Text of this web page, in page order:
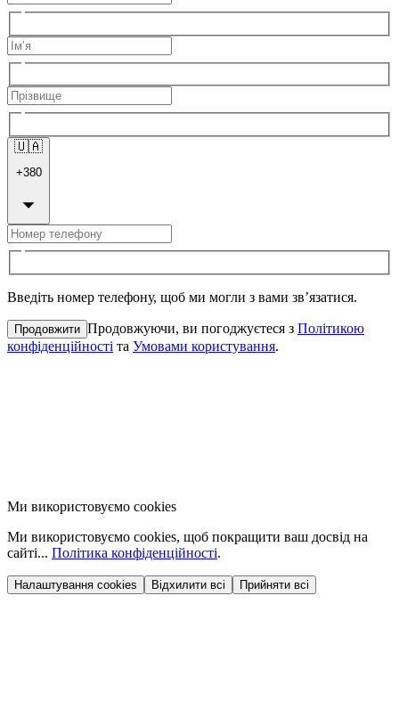
🇺🇦
+380
Введіть номер телефону, щоб ми могли з вами зв’язатися.
Продовжити Продовжуючи, ви погоджуєтеся з Політикою
конфіденційності та Умовами користування.
Ми використовуємо cookies
Ми використовуємо cookies, щоб покращити ваш досвід на
сайті... Політика конфіденційності.
Налаштування cookies Відхилити всі Прийняти всі